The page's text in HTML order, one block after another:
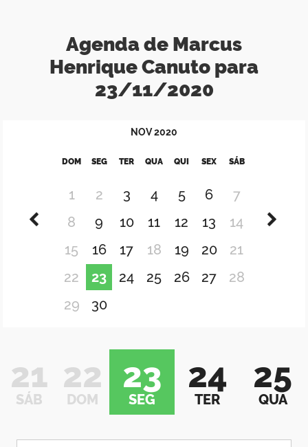
Agenda de Marcus
Henrique Canuto para
23/11/2020
NOV2020
DOM SEG TER QUA QUI SEX SÁB
1 2 3 4 5 6
7
8
9 10 11 12 13
14
15
16 17 18 19 20
21
22
23 24 25 26 27
28
29
30
21
SÁB
22
DOM
23
SEG
24
TER
25
QUA